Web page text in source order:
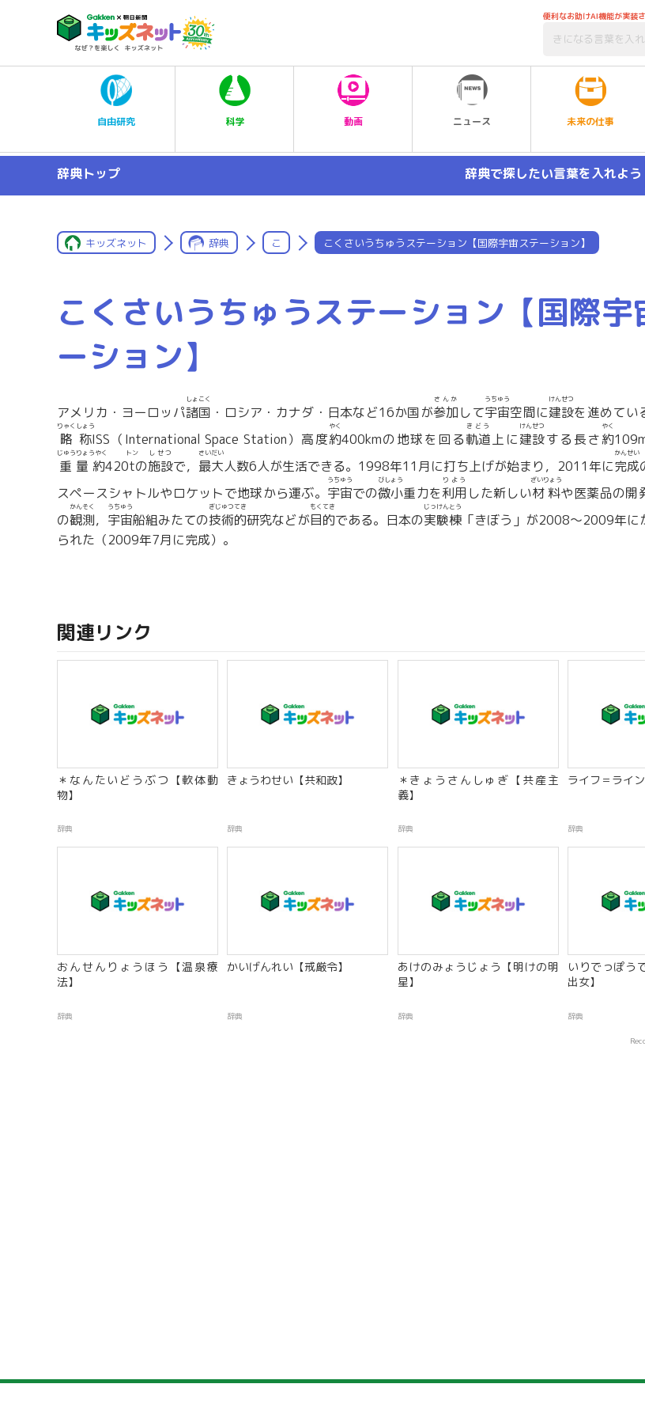
便利なお助けAI機能が実装
自由研究 科学 動画 ニュース 未来の仕事
辞典トップ 辞典で探したい言葉を入れよう
キッズネット 辞典 こ こくさいうちゅうステーション【国際宇宙ステーション】
こくさいうちゅうステーション【国際宇
ーション】
アメリカ・ヨーロッパ諸国
しょこく
・ロシア・カナダ・日本など16か国が参加
さんか
して宇宙
うちゅう
空間に建設
けんせつ
を進めてい
略称
りゃくしょう
ISS（International Space Station）高度約
やく
400kmの地球を回る軌道
きどう
上に建設
けんせつ
する長さ約
やく
重量約
じゅうりょうやく
420t
トン
の施設
しせつ
で， 最大
さいだい
人数6人が生活できる。1998年11月に打ち上げが始まり，2011年に完成
かんせい
スペースシャトルやロケットで地球から運ぶ。 宇宙
うちゅう
での微小
びしょう
重力を利用
りよう
した新しい材料
ざいりょう
や医薬品の開
の観測
かんそく
， 宇宙
うちゅう
船組みたての技術的
ぎじゅつてき
研究などが目的
もくてき
である。日本の実験棟
じっけんとう
「きぼう」が2008〜2009年に
られた（2009年7月に完成）。
関連リンク
＊なんたいどうぶつ【軟体動
物】
辞典
きょうわせい【共和政】
辞典
＊きょうさんしゅぎ【共産主
義】
辞典
ライフ＝ライン
辞典
おんせんりょうほう【温泉療
法】
辞典
かいげんれい【戒厳令】
辞典
あけのみょうじょう【明けの明
星】
辞典
いりでっぽう
出女】
辞典